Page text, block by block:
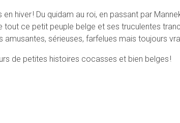
en hiver ! Du quidam au roi, en passant par
tout ce petit peuple belge et ses truculentes
sérieuses, farfelues mais toujours
de petites histoires cocasses et bien belges !